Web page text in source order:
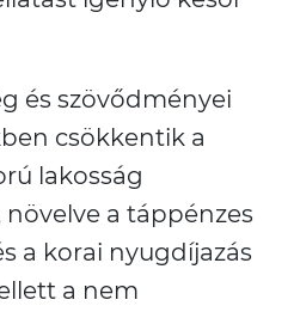
és szövődményei
csökkentik a
lakosság
a táppénzes
a korai nyugdíjazás
a nem